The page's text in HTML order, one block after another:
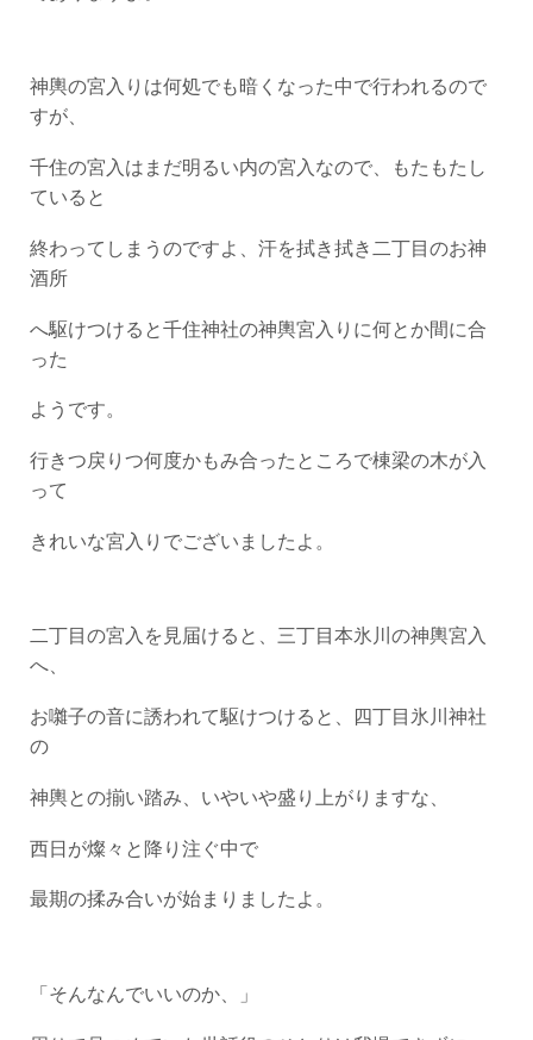
神輿の宮入りは何処でも暗くなった中で行われるので
すが、
千住の宮入はまだ明るい内の宮入なので、もたもたし
ていると
終わってしまうのですよ、汗を拭き拭き二丁目のお神
酒所
へ駆けつけると千住神社の神輿宮入りに何とか間に合
った
ようです。
行きつ戻りつ何度かもみ合ったところで棟梁の木が入
って
きれいな宮入りでございましたよ。
二丁目の宮入を見届けると、三丁目本氷川の神輿宮入
へ、
お囃子の音に誘われて駆けつけると、四丁目氷川神社
の
神輿との揃い踏み、いやいや盛り上がりますな、
西日が燦々と降り注ぐ中で
最期の揉み合いが始まりましたよ。
「そんなんでいいのか、」